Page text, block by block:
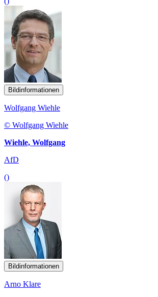
Bildinformationen
Wolfgang Wiehle
© Wolfgang Wiehle
Wiehle, Wolfgang
AfD
()
Bildinformationen
Arno Klare